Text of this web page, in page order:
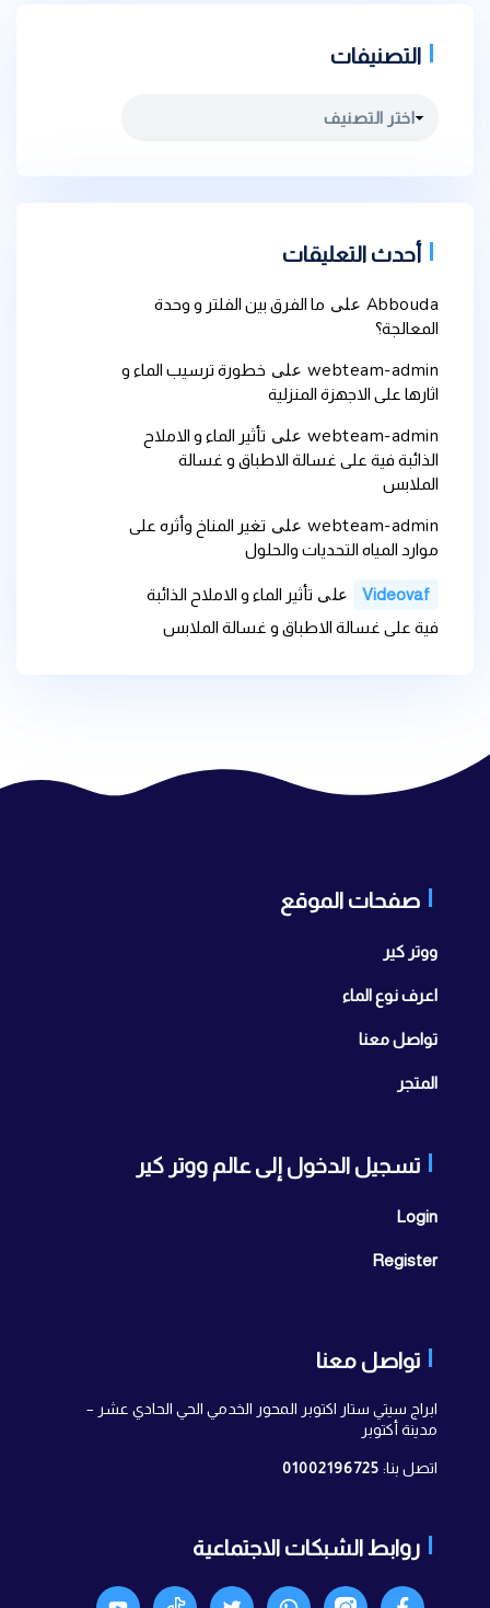
التصنيفات
أحدث التعليقات
Abbouda على ما الفرق بين الفلتر و وحدة
المعالجة؟
webteam-admin على خطورة ترسيب الماء و
اثارها على الاجهزة المنزلية
webteam-admin على تأثير الماء و الاملاح
الذائبة فية على غسالة الاطباق و غسالة
الملابس
webteam-admin على تغير المناخ وأثره على
موارد المياه التحديات والحلول
Videovaf على تأثير الماء و الاملاح الذائبة
فية على غسالة الاطباق و غسالة الملابس
صفحات الموقع
ووتر كير
اعرف نوع الماء
تواصل معنا
المتجر
تسجيل الدخول إلى عالم ووتر كير
Login
Register
تواصل معنا
ابراج سيتي ستار اكتوبر المحور الخدمي الحي الحادي عشر –
مدينة أكتوبر
اتصل بنا: 01002196725
روابط الشبكات الاجتماعية
Facebookانستجرامواتساب TikTok
Youtyube